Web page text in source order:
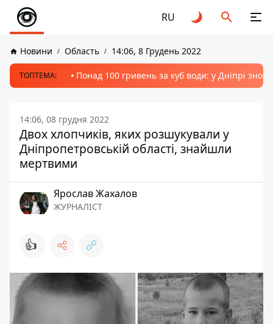
RU
Новини Область 14:06, 8 Грудень 2022
ТОПТЕМА: Понад 100 гривень за куб води: у Дніпрі
14:06, 08 грудня 2022
Двох хлопчиків, яких розшукували у
Дніпропетровській області, знайшли
мертвими
Ярослав Жахалов
ЖУРНАЛІСТ
👍